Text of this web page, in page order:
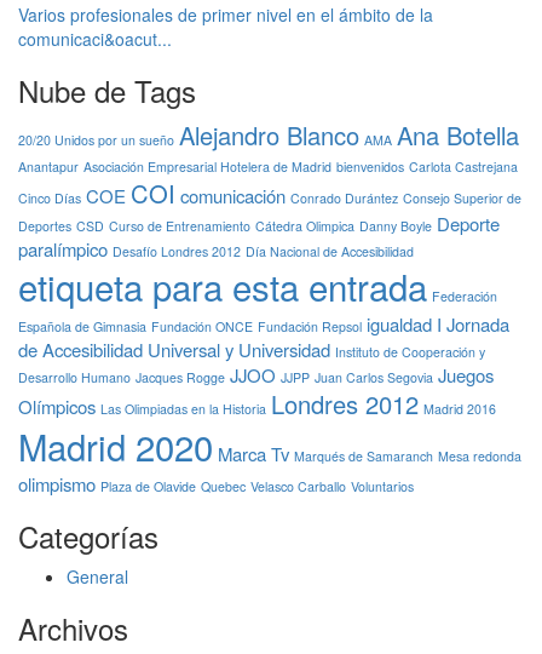
Varios profesionales de primer nivel en el ámbito de la
comunicaci&oacut...
Nube de Tags
20/20 Unidos por un sueño Alejandro Blanco AMA Ana Botella
Anantapur Asociación Empresarial Hotelera de Madrid bienvenidos Carlota Castrejana
Cinco Días COE COI comunicación Conrado Durántez Consejo Superior de
Deportes CSD Curso de Entrenamiento Cátedra Olimpica Danny Boyle Deporte
paralímpico Desafío Londres 2012 Día Nacional de Accesibilidad
etiqueta para esta entrada Federación
Española de Gimnasia Fundación ONCE Fundación Repsol igualdad I Jornada
de Accesibilidad Universal y Universidad Instituto de Cooperación y
Desarrollo Humano Jacques Rogge JJOO JJPP Juan Carlos Segovia Juegos
Olímpicos Las Olimpiadas en la Historia Londres 2012 Madrid 2016
Madrid 2020 Marca Tv Marqués de Samaranch Mesa redonda
olimpismo Plaza de Olavide Quebec Velasco Carballo Voluntarios
Categorías
General
Archivos